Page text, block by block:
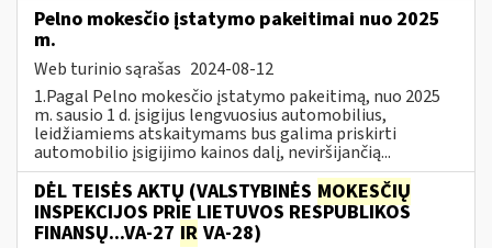
Pelno mokesčio įstatymo pakeitimai nuo 2025
m.
Web turinio sąrašas 2024-08-12
1.Pagal Pelno mokesčio įstatymo pakeitimą, nuo 2025
m. sausio 1 d. įsigijus lengvuosius automobilius,
leidžiamiems atskaitymams bus galima priskirti
automobilio įsigijimo kainos dalį, neviršijančią...
DĖL TEISĖS AKTŲ (VALSTYBINĖS MOKESČIŲ
INSPEKCIJOS PRIE LIETUVOS RESPUBLIKOS
FINANSŲ...VA-27 IR VA-28)